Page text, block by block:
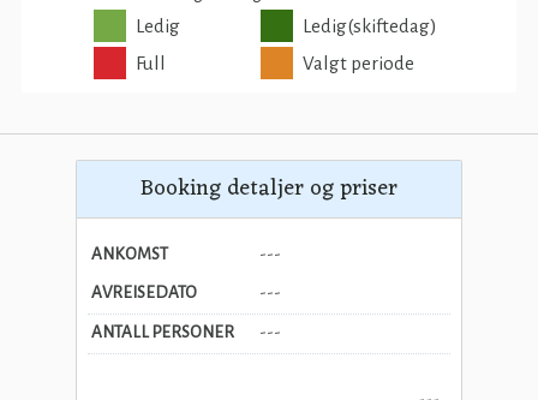
Booking detaljer og priser
ANKOMST ---
AVREISEDATO ---
ANTALL PERSONER ---